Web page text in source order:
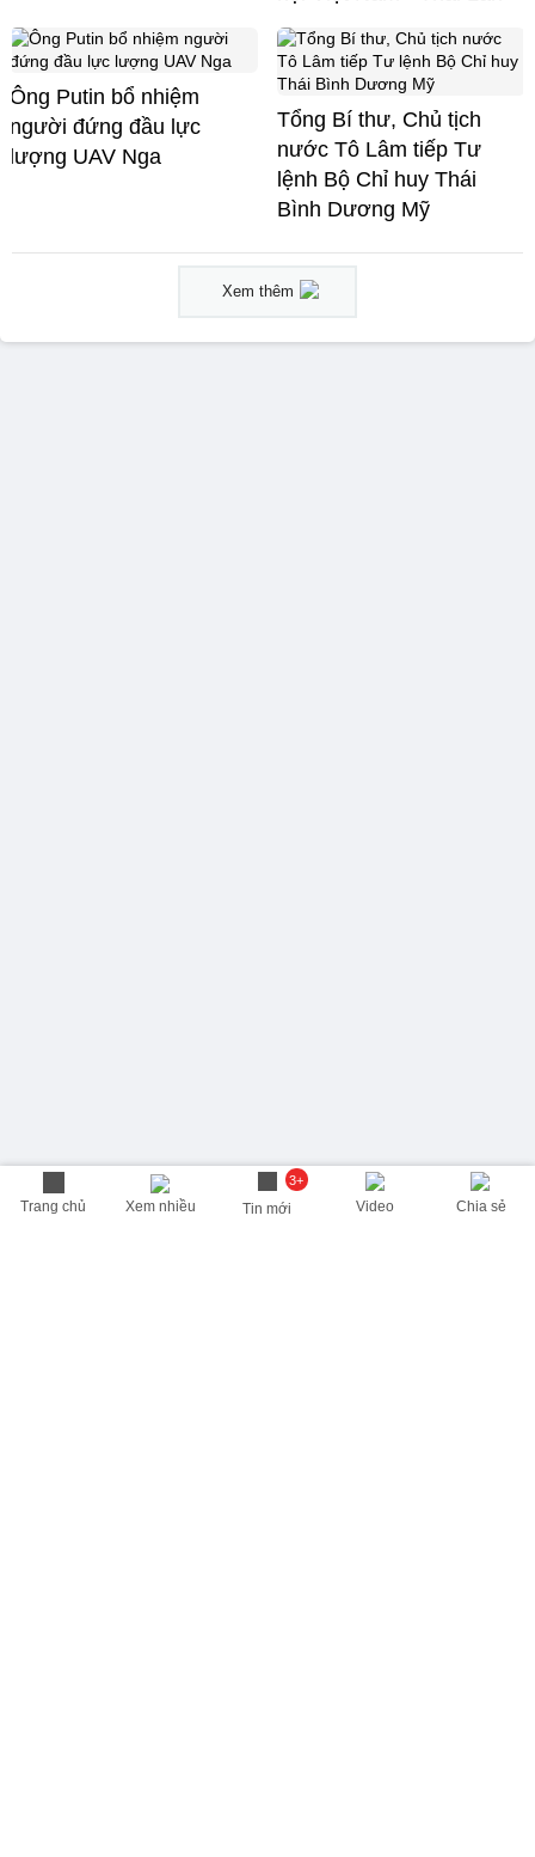
Trang chủ Xem nhiều
3+
Tin mới Video Chia sẻ
Ông Putin bổ nhiệm
người đứng đầu lực
lượng UAV Nga
Tổng Bí thư, Chủ tịch
nước Tô Lâm tiếp Tư
lệnh Bộ Chỉ huy Thái
Bình Dương Mỹ
Xem thêm